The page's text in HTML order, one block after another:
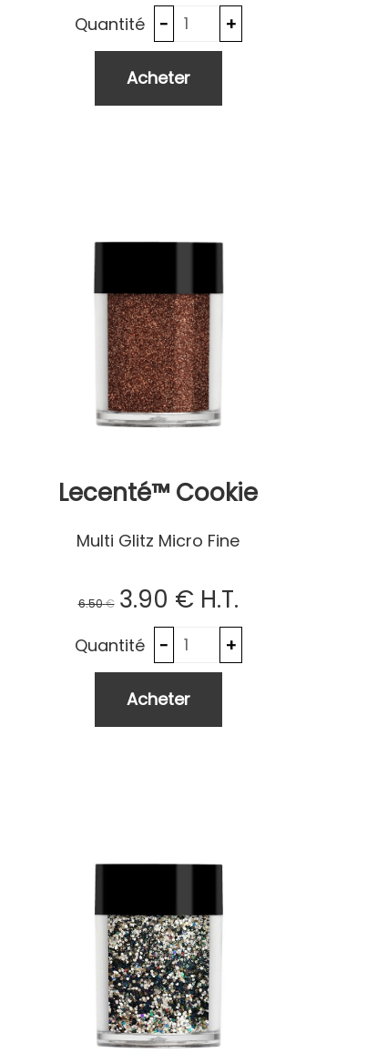
Quantité
Lecenté™ Cookie
Multi Glitz Micro Fine
6.50€ 3.90 € H.T.
Quantité